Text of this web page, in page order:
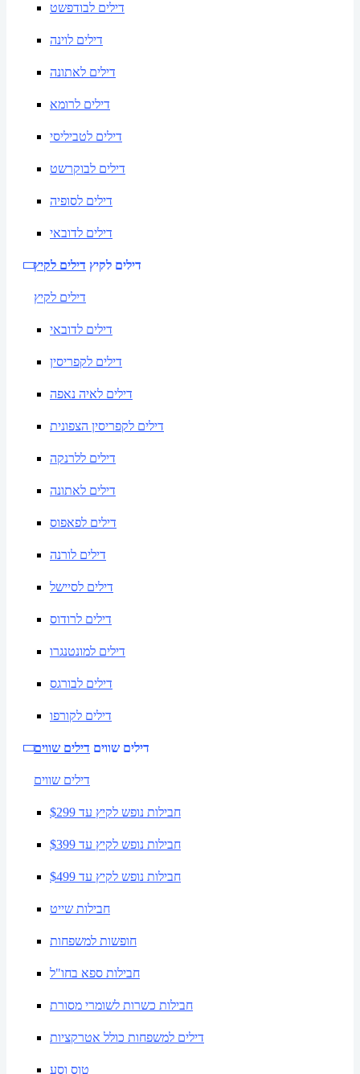
דילים לבודפשט
דילים לוינה
דילים לאתונה
דילים לרומא
דילים לטביליסי
דילים לבוקרשט
דילים לסופיה
דילים לדובאי
דילים לקיץ דילים לקיץ
דילים לקיץ
דילים לדובאי
דילים לקפריסין
דילים לאיה נאפה
דילים לקפריסין הצפונית
דילים ללרנקה
דילים לאתונה
דילים לפאפוס
דילים לורנה
דילים לסיישל
דילים לרודוס
דילים למונטנגרו
דילים לבורגס
דילים לקורפו
דילים שווים דילים שווים
דילים שווים
חבילות נופש לקיץ עד $299
חבילות נופש לקיץ עד $399
חבילות נופש לקיץ עד $499
חבילות שייט
חופשות למשפחות
חבילות ספא בחו"ל
חבילות כשרות לשומרי מסורת
דילים למשפחות כולל אטרקציות
טוס וסע